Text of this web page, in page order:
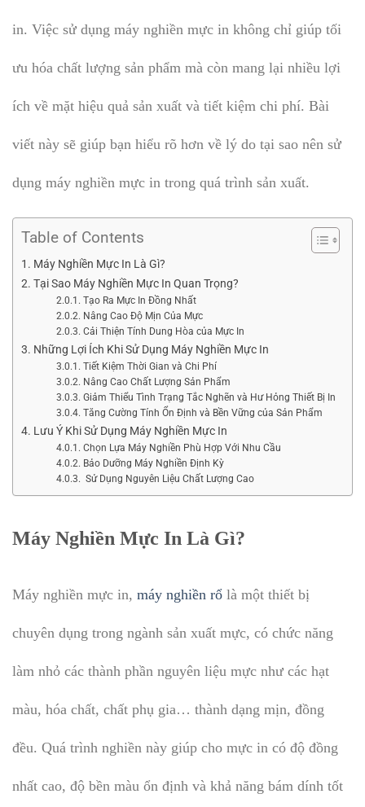
in. Việc sử dụng máy nghiền mực in không chỉ giúp tối
ưu hóa chất lượng sản phẩm mà còn mang lại nhiều lợi
ích về mặt hiệu quả sản xuất và tiết kiệm chi phí. Bài
viết này sẽ giúp bạn hiểu rõ hơn về lý do tại sao nên sử
dụng máy nghiền mực in trong quá trình sản xuất.
Table of Contents
Máy Nghiền Mực In Là Gì?
Tại Sao Máy Nghiền Mực In Quan Trọng?
Tạo Ra Mực In Đồng Nhất
Nâng Cao Độ Mịn Của Mực
Cải Thiện Tính Dung Hòa của Mực In
Những Lợi Ích Khi Sử Dụng Máy Nghiền Mực In
Tiết Kiệm Thời Gian và Chi Phí
Nâng Cao Chất Lượng Sản Phẩm
Giảm Thiểu Tình Trạng Tắc Nghẽn và Hư Hỏng Thiết Bị In
Tăng Cường Tính Ổn Định và Bền Vững của Sản Phẩm
Lưu Ý Khi Sử Dụng Máy Nghiền Mực In
Chọn Lựa Máy Nghiền Phù Hợp Với Nhu Cầu
Bảo Dưỡng Máy Nghiền Định Kỳ
Sử Dụng Nguyên Liệu Chất Lượng Cao
Máy Nghiền Mực In Là Gì?
Máy nghiền mực in, máy nghiền rổ là một thiết bị
chuyên dụng trong ngành sản xuất mực, có chức năng
làm nhỏ các thành phần nguyên liệu mực như các hạt
màu, hóa chất, chất phụ gia… thành dạng mịn, đồng
đều. Quá trình nghiền này giúp cho mực in có độ đồng
nhất cao, độ bền màu ổn định và khả năng bám dính tốt